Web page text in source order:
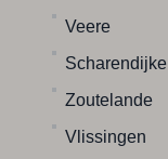
Veere
Scharendijke
Zoutelande
Vlissingen